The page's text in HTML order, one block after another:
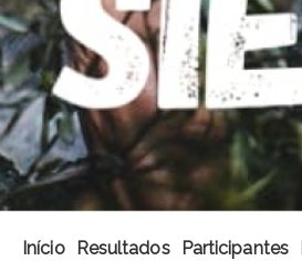
Início Resultados Participantes